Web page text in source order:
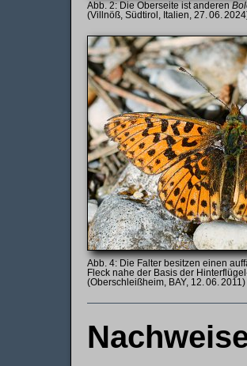
Die Oberseite ist anderen
(Villnöß, Südtirol, Italien, 27. 06.
Die Falter besitzen einen
Fleck nahe der Basis der
(Oberschleißheim, BAY, 12. 06. 2011)